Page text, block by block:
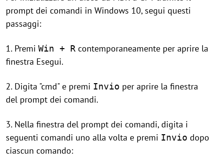
prompt dei comandi in Windows 10, segui questi
passaggi:
1. Premi Win + R contemporaneamente per aprire la
finestra Esegui.
2. Digita "cmd" e premi Invio per aprire la finestra
del prompt dei comandi.
3. Nella finestra del prompt dei comandi, digita i
seguenti comandi uno alla volta e premi Invio dopo
ciascun comando: